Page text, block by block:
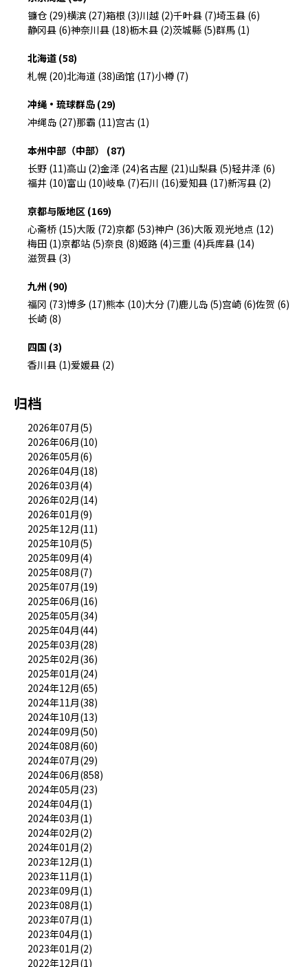
镰仓 (29)横滨 (27)箱根 (3)川越 (2)千叶县 (7)埼玉县 (6)
静冈县 (6)神奈川县 (18)枥木县 (2)茨城縣 (5)群馬 (1)
北海道 (58)
札幌 (20)北海道 (38)函馆 (17)小樽 (7)
冲绳・琉球群岛 (29)
冲绳岛 (27)那霸 (11)宫古 (1)
本州中部（中部） (87)
长野 (11)高山 (2)金泽 (24)名古屋 (21)山梨县 (5)轻井泽 (6)
福井 (10)富山 (10)岐阜 (7)石川 (16)爱知县 (17)新泻县 (2)
京都与阪地区 (169)
心斋桥 (15)大阪 (72)京都 (53)神户 (36)大阪 观光地点 (12)
梅田 (1)京都站 (5)奈良 (8)姬路 (4)三重 (4)兵库县 (14)
滋贺县 (3)
九州 (90)
福冈 (73)博多 (17)熊本 (10)大分 (7)鹿儿岛 (5)宫崎 (6)佐贺 (6)
长崎 (8)
四国 (3)
香川县 (1)爱媛县 (2)
归档
2026年07月(5)
2026年06月(10)
2026年05月(6)
2026年04月(18)
2026年03月(4)
2026年02月(14)
2026年01月(9)
2025年12月(11)
2025年10月(5)
2025年09月(4)
2025年08月(7)
2025年07月(19)
2025年06月(16)
2025年05月(34)
2025年04月(44)
2025年03月(28)
2025年02月(36)
2025年01月(24)
2024年12月(65)
2024年11月(38)
2024年10月(13)
2024年09月(50)
2024年08月(60)
2024年07月(29)
2024年06月(858)
2024年05月(23)
2024年04月(1)
2024年03月(1)
2024年02月(2)
2024年01月(2)
2023年12月(1)
2023年11月(1)
2023年09月(1)
2023年08月(1)
2023年07月(1)
2023年04月(1)
2023年01月(2)
2022年12月(1)